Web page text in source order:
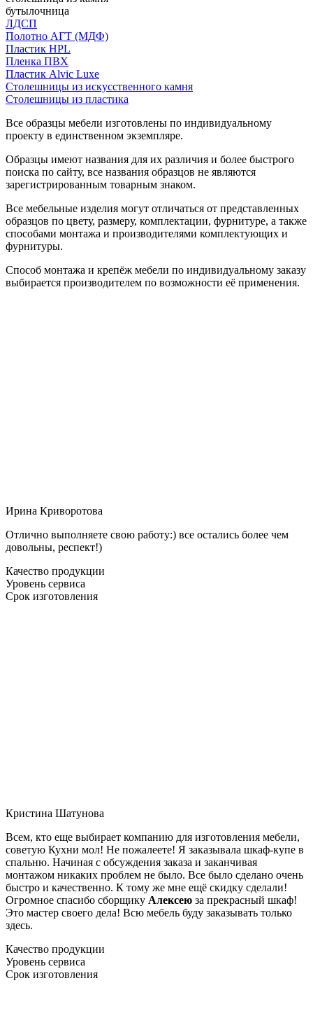
бутылочница
ЛДСП
Полотно АГТ (МДФ)
Пластик HPL
Пленка ПВХ
Пластик Alvic Luxe
Столешницы из искусственного камня
Столешницы из пластика
Все образцы мебели изготовлены по индивидуальному
проекту в единственном экземпляре.
Образцы имеют названия для их различия и более быстрого
поиска по сайту, все названия образцов не являются
зарегистрированным товарным знаком.
Все мебельные изделия могут отличаться от представленных
образцов по цвету, размеру, комплектации, фурнитуре, а также
способами монтажа и производителями комплектующих и
фурнитуры.
Способ монтажа и крепёж мебели по индивидуальному заказу
выбирается производителем по возможности её применения.
Ирина Криворотова
Отлично выполняете свою работу:) все остались более чем
довольны, респект!)
Качество продукции
Уровень сервиса
Срок изготовления
Кристина Шатунова
Всем, кто еще выбирает компанию для изготовления мебели,
советую Кухни мол! Не пожалеете! Я заказывала шкаф-купе в
спальню. Начиная с обсуждения заказа и заканчивая
монтажом никаких проблем не было. Все было сделано очень
быстро и качественно. К тому же мне ещё скидку сделали!
Огромное спасибо сборщику Алексею за прекрасный шкаф!
Это мастер своего дела! Всю мебель буду заказывать только
здесь.
Качество продукции
Уровень сервиса
Срок изготовления